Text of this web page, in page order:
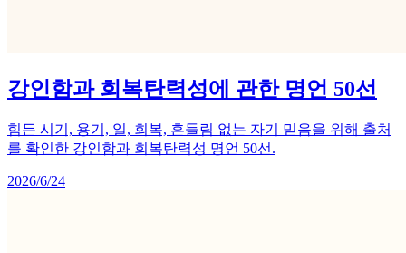
강인함과 회복탄력성에 관한 명언 50선
힘든 시기, 용기, 일, 회복, 흔들림 없는 자기 믿음을 위해 출처
를 확인한 강인함과 회복탄력성 명언 50선.
2026/6/24